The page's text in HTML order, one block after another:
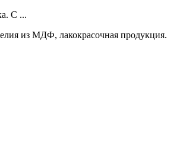
С ...
из МДФ, лакокрасочная продукция.